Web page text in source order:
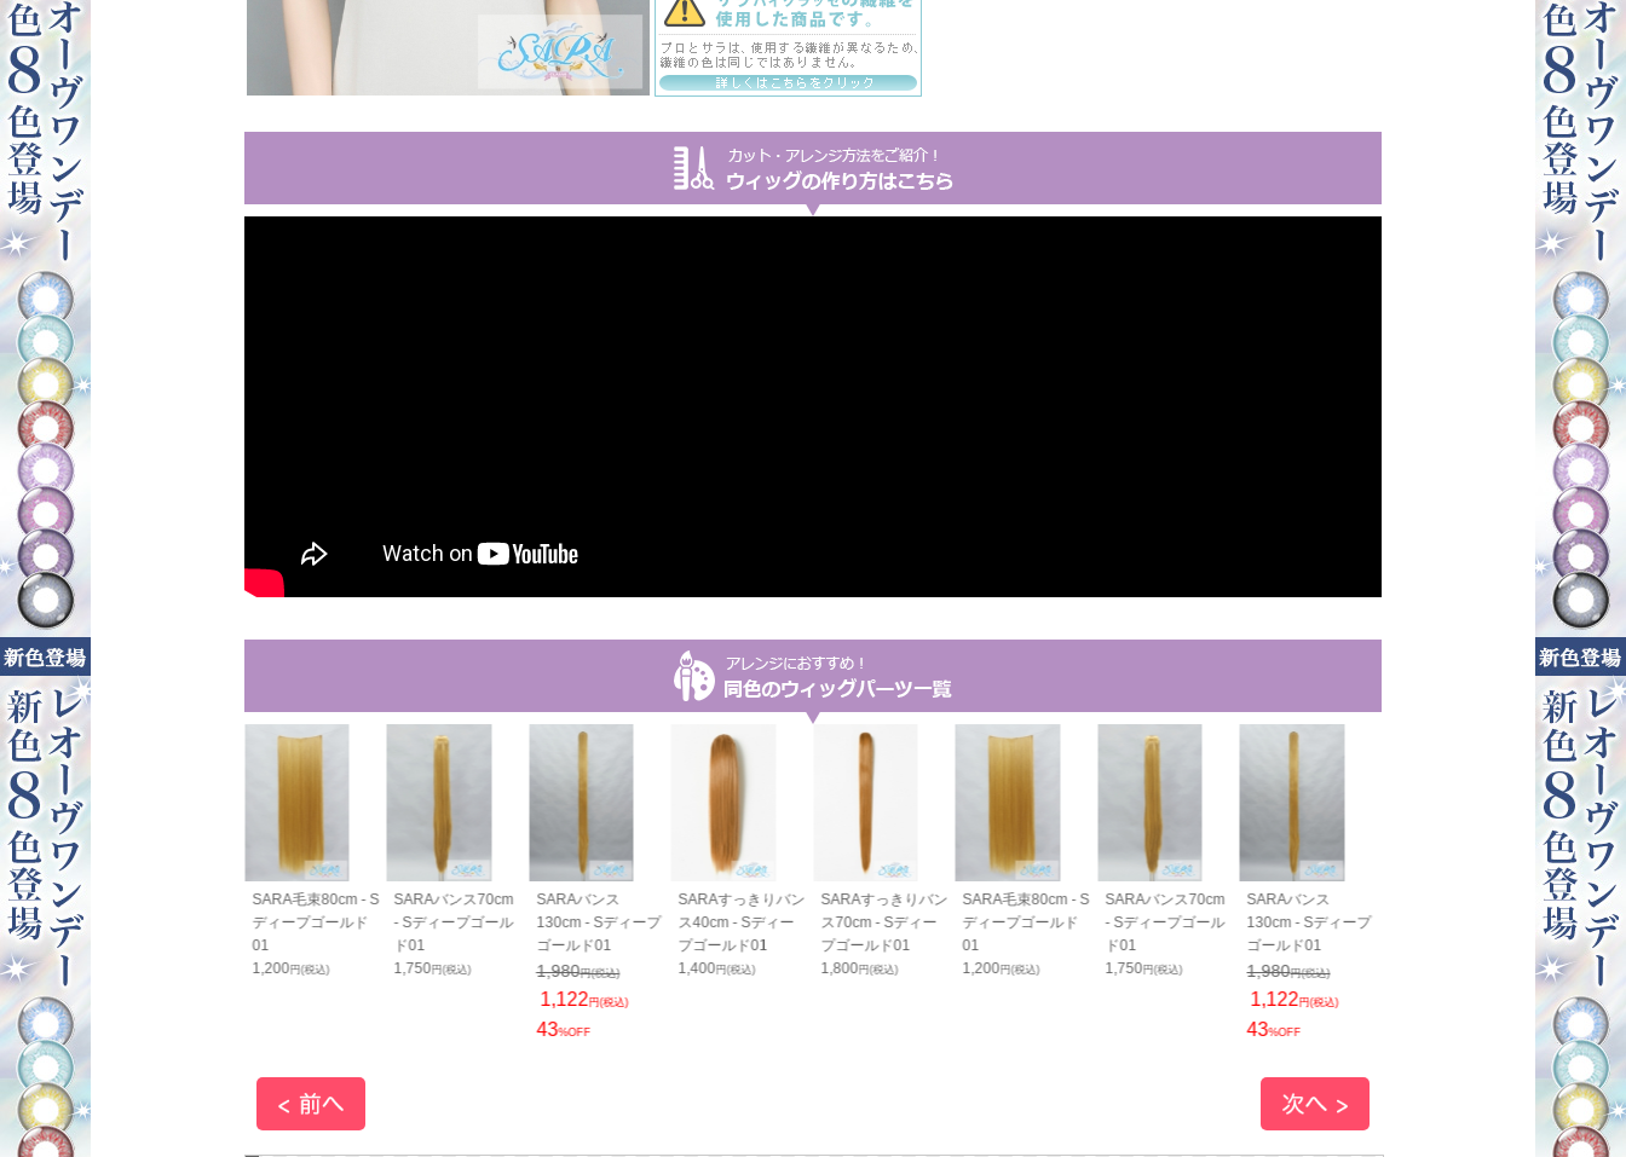
すっきりバン
- Sディー
ルド01
円(税込)
SARA毛束80cm - S
ディープゴールド
01
1,200 円(税込)
SARAバンス70cm
- Sディープゴール
ド01
1,750 円(税込)
SARAバンス
130cm - Sディープ
ゴールド01
1,980円(税込)
1,122円(税込)
43%OFF
SARAすっきりバン
ス40cm - Sディー
プゴールド01
1,400 円(税込)
SARAすっきりバン
ス70cm - Sディー
プゴールド01
1,800 円(税込)
SARA毛束80cm - S
ディープゴールド
01
1,200 円(税込)
SARAバンス70cm
- Sディープゴール
ド01
1,750 円(税込)
SARAバンス
130cm - Sディープ
ゴールド01
1,980円(税込)
1,122円(税込)
43%OFF
SARAすっき
ス70cm - Sデ
プゴールド01
1,800